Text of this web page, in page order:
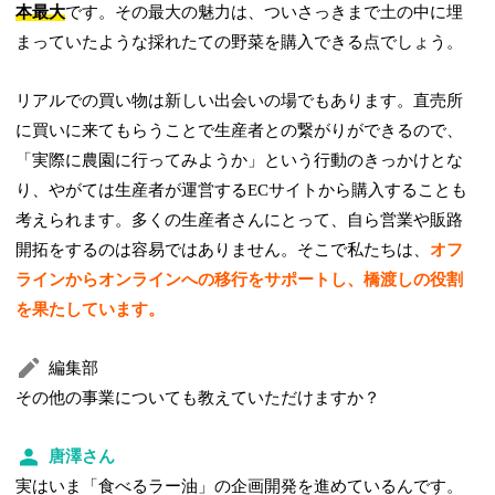
本最大です。その最大の魅力は、ついさっきまで土の中に埋
まっていたような採れたての野菜を購入できる点でしょう。
リアルでの買い物は新しい出会いの場でもあります。直売所
に買いに来てもらうことで生産者との繋がりができるので、
「実際に農園に行ってみようか」という行動のきっかけとな
り、やがては生産者が運営するECサイトから購入することも
考えられます。 多くの生産者さんにとって、自ら営業や販路
開拓をするのは容易ではありません。そこで私たちは、オフ
ラインからオンラインへの移行をサポートし、橋渡しの役割
を果たしています。
編集部
その他の事業についても教えていただけますか？
唐澤さん
実はいま「食べるラー油」の企画開発を進めているんです。